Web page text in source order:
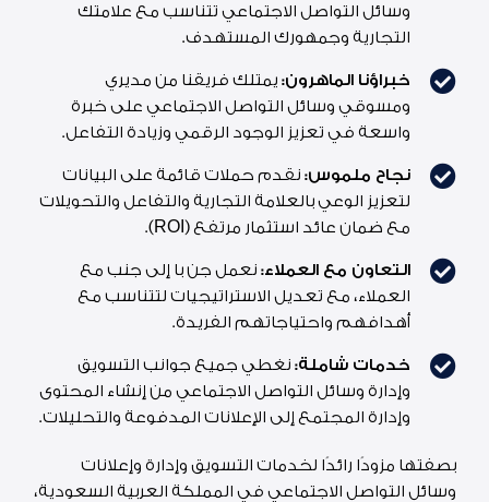
وسائل التواصل الاجتماعي تتناسب مع علامتك
التجارية وجمهورك المستهدف.
خبراؤنا الماهرون: يمتلك فريقنا من مديري
ومسوقي وسائل التواصل الاجتماعي على خبرة
واسعة في تعزيز الوجود الرقمي وزيادة التفاعل.
نجاح ملموس: نقدم حملات قائمة على البيانات
لتعزيز الوعي بالعلامة التجارية والتفاعل والتحويلات
مع ضمان عائد استثمار مرتفع (ROI).
التعاون مع العملاء: نعمل جن با إلى جنب مع
العملاء، مع تعديل الاستراتيجيات لتتناسب مع
أهدافهم واحتياجاتهم الفريدة.
خدمات شاملة: نغطي جميع جوانب التسويق
وإدارة وسائل التواصل الاجتماعي من إنشاء المحتوى
وإدارة المجتمع إلى الإعلانات المدفوعة والتحليلات.
بصفتها مزودًا رائدًا لخدمات التسويق وإدارة وإعلانات
وسائل التواصل الاجتماعي في المملكة العربية السعودية،